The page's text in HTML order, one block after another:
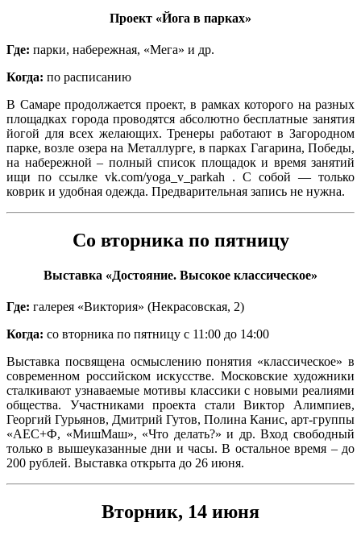
Проект «Йога в парках»
Где: парки, набережная, «Мега» и др.
Когда: по расписанию
В Самаре продолжается проект, в рамках которого на разных
площадках города проводятся абсолютно бесплатные занятия
йогой для всех желающих. Тренеры работают в Загородном
парке, возле озера на Металлурге, в парках Гагарина, Победы,
на набережной – полный список площадок и время занятий
ищи по ссылке vk.com/yoga_v_parkah . С собой — только
коврик и удобная одежда. Предварительная запись не нужна.
Со вторника по пятницу
Выставка «Достояние. Высокое классическое»
Где: галерея «Виктория» (Некрасовская, 2)
Когда: со вторника по пятницу с 11:00 до 14:00
Выставка посвящена осмыслению понятия «классическое» в
современном российском искусстве. Московские художники
сталкивают узнаваемые мотивы классики с новыми реалиями
общества. Участниками проекта стали Виктор Алимпиев,
Георгий Гурьянов, Дмитрий Гутов, Полина Канис, арт-группы
«АЕС+Ф, «МишМаш», «Что делать?» и др. Вход свободный
только в вышеуказанные дни и часы. В остальное время – до
200 рублей. Выставка открыта до 26 июня.
Вторник, 14 июня